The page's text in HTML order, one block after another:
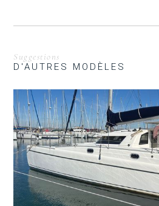
Suggestions
D'AUTRES MODÈLES